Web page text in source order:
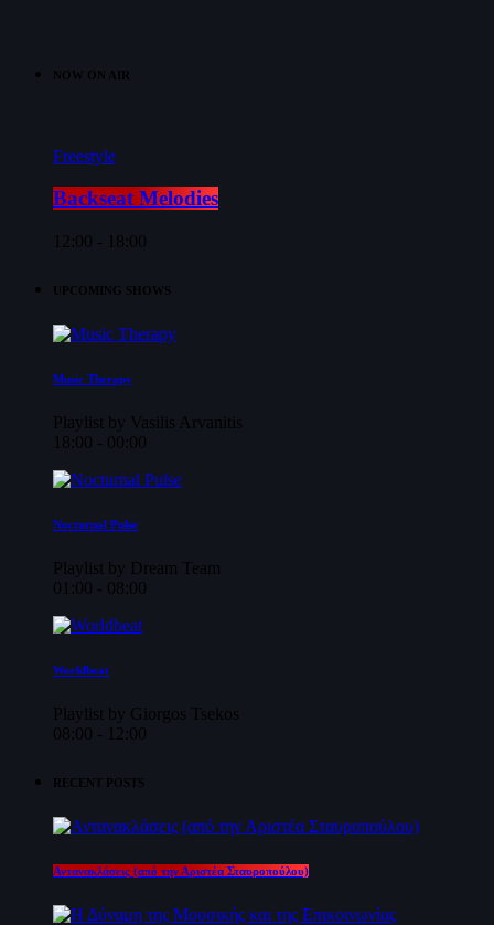
NOW ON AIR
Freestyle
Backseat Melodies
12:00 - 18:00
UPCOMING SHOWS
Music Therapy
Playlist by Vasilis Arvanitis
18:00 - 00:00
Nocturnal Pulse
Playlist by Dream Team
01:00 - 08:00
Worldbeat
Playlist by Giorgos Tsekos
08:00 - 12:00
RECENT POSTS
Αντανακλάσεις (από την Αριστέα Σταυροπούλου)